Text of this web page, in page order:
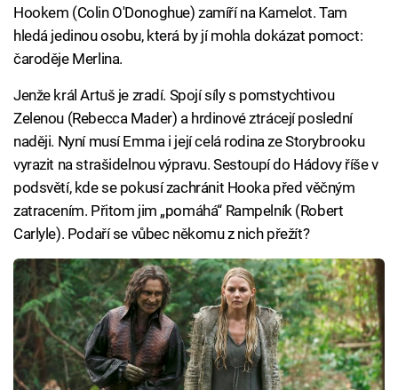
Hookem (Colin O'Donoghue) zamíří na Kamelot. Tam
hledá jedinou osobu, která by jí mohla dokázat pomoct:
čaroděje Merlina.
Jenže král Artuš je zradí. Spojí síly s pomstychtivou
Zelenou (Rebecca Mader) a hrdinové ztrácejí poslední
naději. Nyní musí Emma i její celá rodina ze Storybrooku
vyrazit na strašidelnou výpravu. Sestoupí do Hádovy říše v
podsvětí, kde se pokusí zachránit Hooka před věčným
zatracením. Přitom jim „pomáhá“ Rampelník (Robert
Carlyle). Podaří se vůbec někomu z nich přežít?